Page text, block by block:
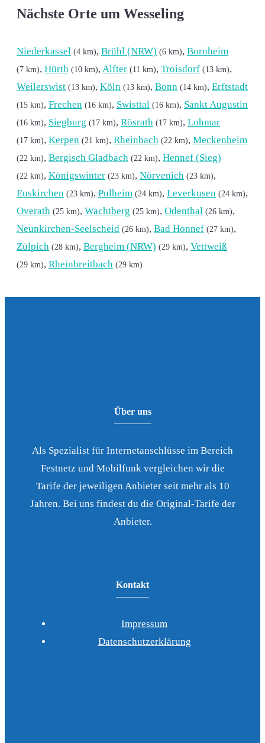
Nächste Orte um Wesseling
Niederkassel (4 km), Brühl (NRW) (6 km), Bornheim
(7 km), Hürth (10 km), Alfter (11 km), Troisdorf (13 km),
Weilerswist (13 km), Köln (13 km), Bonn (14 km), Erftstadt
(15 km), Frechen (16 km), Swisttal (16 km), Sankt Augustin
(16 km), Siegburg (17 km), Rösrath (17 km), Lohmar
(17 km), Kerpen (21 km), Rheinbach (22 km), Meckenheim
(22 km), Bergisch Gladbach (22 km), Hennef (Sieg)
(22 km), Königswinter (23 km), Nörvenich (23 km),
Euskirchen (23 km), Pulheim (24 km), Leverkusen (24 km),
Overath (25 km), Wachtberg (25 km), Odenthal (26 km),
Neunkirchen-Seelscheid (26 km), Bad Honnef (27 km),
Zülpich (28 km), Bergheim (NRW) (29 km), Vettweiß
(29 km), Rheinbreitbach (29 km)
Über uns
Als Spezialist für Internetanschlüsse im Bereich
Festnetz und Mobilfunk vergleichen wir die
Tarife der jeweiligen Anbieter seit mehr als 10
Jahren. Bei uns findest du die Original-Tarife der
Anbieter.
Kontakt
Impressum
Datenschutzerklärung